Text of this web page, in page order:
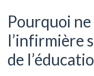
Pourquoi ne
l’infirmière
de